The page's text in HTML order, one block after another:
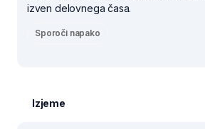
izven delovnega časa.
Sporoči napako
Izjeme